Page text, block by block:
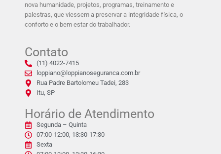
nova humanidade, projetos, programas, treinamento e
palestras, que viessem a preservar a integridade física, o
conforto e o bem estar do trabalhador.
Contato
(11) 4022-7415
loppiano@loppianoseguranca.com.br
Rua Padre Bartolomeu Tadei, 283
Itu, SP
Horário de Atendimento
Segunda – Quinta
07:00-12:00, 13:30-17:30
Sexta